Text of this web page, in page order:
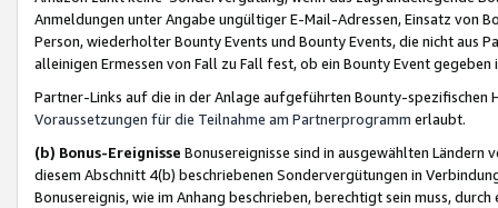
Anmeldungen unter Angabe ungültiger E-Mail-Adressen, Einsatz von
Person, wiederholter Bounty Events und Bounty Events, die nicht
alleinigen Ermessen von Fall zu Fall fest, ob ein Bounty Event
Partner-Links auf die in der Anlage aufgeführten Bounty-spezifischen
Voraussetzungen für die Teilnahme am Partnerprogramm erlaubt.
(b) Bonus-Ereignisse Bonusereignisse sind in ausgewählten Ländern
diesem Abschnitt 4(b) beschriebenen Sondervergütungen in
Bonusereignis, wie im Anhang beschrieben, berechtigt sein muss,